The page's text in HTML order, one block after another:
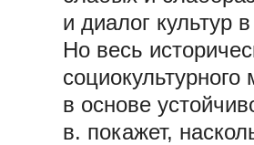
и диалог культур
Но весь
в основе
в. покажет,